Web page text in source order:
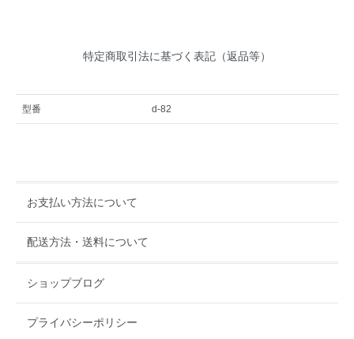
特定商取引法に基づく表記（返品等）
型番 d-82
お支払い方法について
配送方法・送料について
ショップブログ
プライバシーポリシー